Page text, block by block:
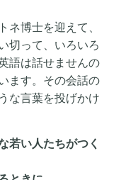
ネ博士を迎えて、
切って、いろいろ
語は話せませんの
ます。その会話の
な言葉を投げかけ
い人たちがつく